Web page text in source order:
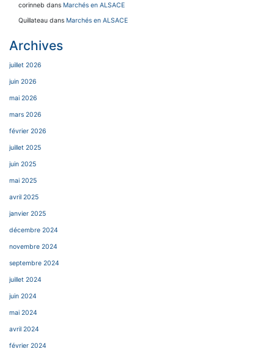
corinneb dans Marchés en ALSACE
Quillateau dans Marchés en ALSACE
Archives
juillet 2026
juin 2026
mai 2026
mars 2026
février 2026
juillet 2025
juin 2025
mai 2025
avril 2025
janvier 2025
décembre 2024
novembre 2024
septembre 2024
juillet 2024
juin 2024
mai 2024
avril 2024
février 2024